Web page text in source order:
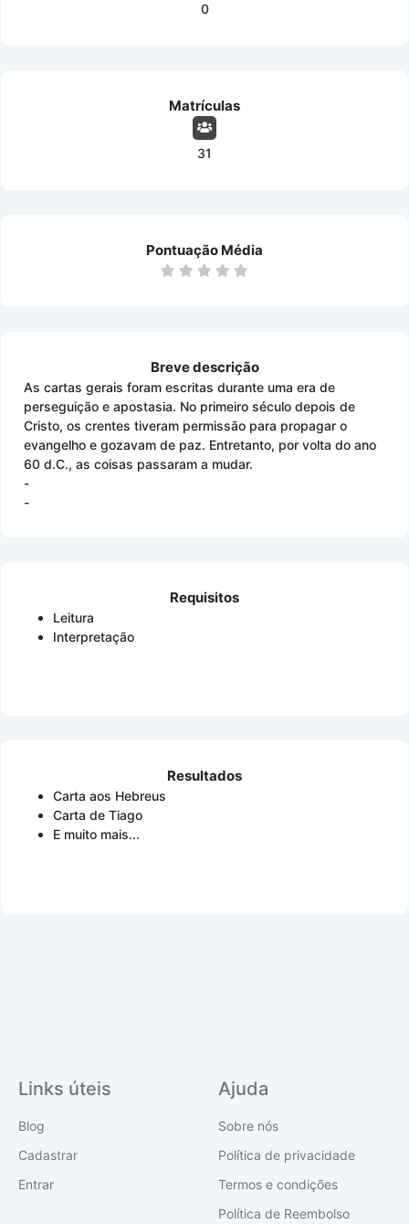
0
Matrículas
31
Pontuação Média
Breve descrição
As cartas gerais foram escritas durante uma era de
perseguição e apostasia. No primeiro século depois de
Cristo, os crentes tiveram permissão para propagar o
evangelho e gozavam de paz. Entretanto, por volta do ano
60 d.C., as coisas passaram a mudar.
-
-
Requisitos
Leitura
Interpretação
Resultados
Carta aos Hebreus
Carta de Tiago
E muito mais...
Links úteis
Blog
Cadastrar
Entrar
Ajuda
Sobre nós
Política de privacidade
Termos e condições
Política de Reembolso